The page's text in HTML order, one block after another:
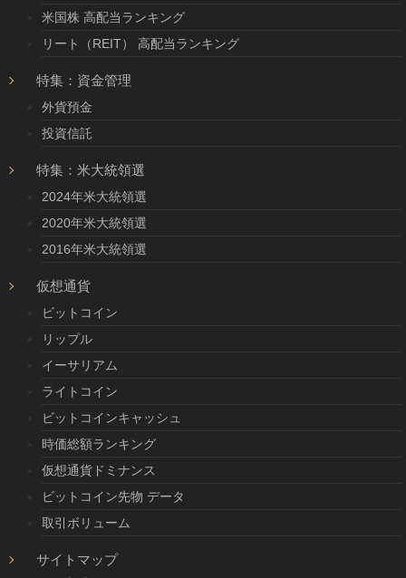
米国株 高配当ランキング
リート（REIT） 高配当ランキング
特集：資金管理
外貨預金
投資信託
特集：米大統領選
2024年米大統領選
2020年米大統領選
2016年米大統領選
仮想通貨
ビットコイン
リップル
イーサリアム
ライトコイン
ビットコインキャッシュ
時価総額ランキング
仮想通貨ドミナンス
ビットコイン先物 データ
取引ボリューム
サイトマップ